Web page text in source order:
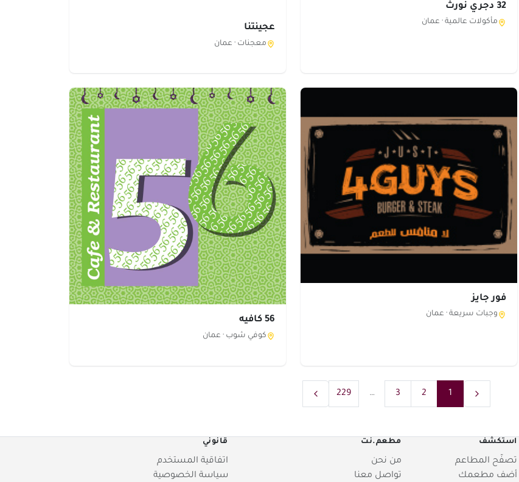
32 دجري نورث
مأكولات عالمية · عمان
عجينتنا
معجنات · عمان
فور جايز
وجبات سريعة · عمان
56 كافيه
كوفي شوب · عمان
1
2
3
…
229
استكشف
تصفّح المطاعم
أضف مطعمك
مطعم.نت
من نحن
تواصل معنا
قانوني
اتفاقية المستخدم
سياسة الخصوصية